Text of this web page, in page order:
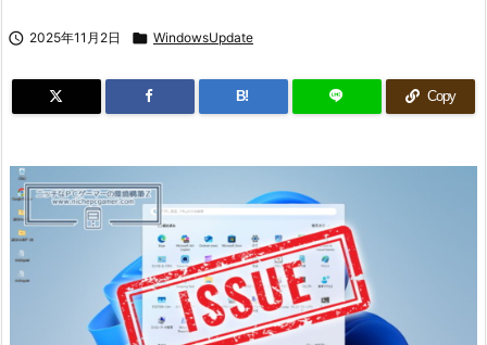
 2025年11月2日  WindowsUpdate
B! Copy